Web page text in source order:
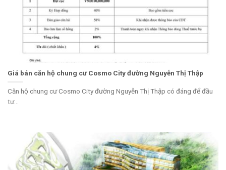
Giá bán căn hộ chung cư Cosmo City đường Nguyễn Thị Thập
Căn hộ chung cư Cosmo City đường Nguyễn Thị Thập có đáng để đầu
tư...